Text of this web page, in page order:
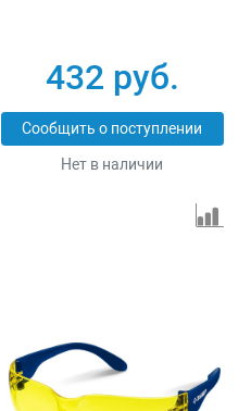
432 руб.
Сообщить о поступлении
Нет в наличии